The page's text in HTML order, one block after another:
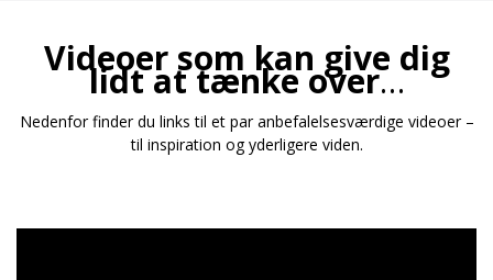
Videoer som kan give dig
lidt at tænke over…
Nedenfor finder du links til et par anbefalelsesværdige videoer –
til inspiration og yderligere viden.